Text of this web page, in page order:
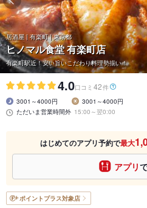
居酒屋 | 有楽町 | 東京都
ヒノマル食堂 有楽町店
有楽町駅近！安い旨いこだわり料理勢揃い！
4.0口コミ 42件
3001～4000円
3001～4000円
ただいま営業時間外 15:00～翌0:00
はじめてのアプリ予約で最大
アプリ
ポイントプラス対象店